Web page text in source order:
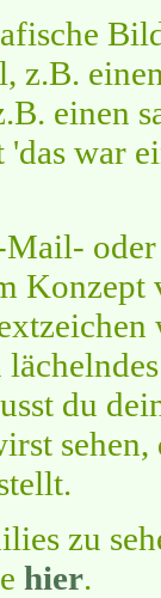
z.B.
einen
'das war
Konzept
du
sehen,
zu
hier.